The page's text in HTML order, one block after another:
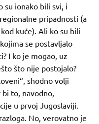
su ionako bili svi, i
pripadnosti (a
kuće). Ali ko su bili
se postavljalo
I ko je mogao, uz
što nije postojalo?
shodno volji
to, navodno,
u prvoj Jugoslaviji.
No, verovatno je